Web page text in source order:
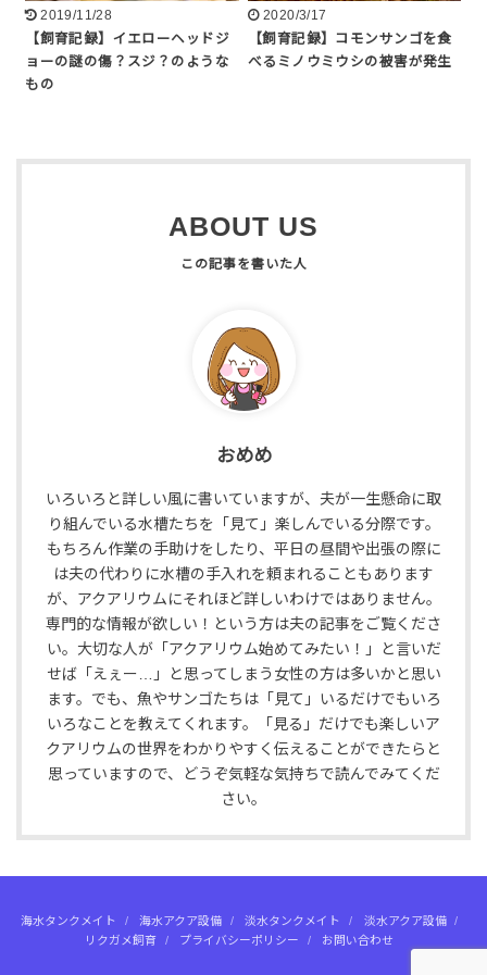
2019/11/28
【飼育記録】イエローヘッドジ
ョーの謎の傷？スジ？のような
もの
2020/3/17
【飼育記録】コモンサンゴを食
べるミノウミウシの被害が発生
ABOUT US
おめめ
いろいろと詳しい風に書いていますが、夫が一生懸命に取
り組んでいる水槽たちを「見て」楽しんでいる分際です。
もちろん作業の手助けをしたり、平日の昼間や出張の際に
は夫の代わりに水槽の手入れを頼まれることもあります
が、アクアリウムにそれほど詳しいわけではありません。
専門的な情報が欲しい！という方は夫の記事をご覧くださ
い。大切な人が「アクアリウム始めてみたい！」と言いだ
せば「えぇー…」と思ってしまう女性の方は多いかと思い
ます。でも、魚やサンゴたちは「見て」いるだけでもいろ
いろなことを教えてくれます。「見る」だけでも楽しいア
クアリウムの世界をわかりやすく伝えることができたらと
思っていますので、どうぞ気軽な気持ちで読んでみてくだ
さい。
海水タンクメイト 海水アクア設備 淡水タンクメイト
淡水アクア設備
リクガメ飼育
プライバシーポリシー お問い合わせ